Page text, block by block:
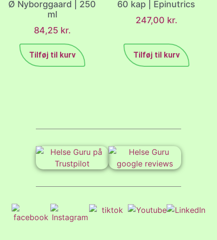
Ø Nyborggaard | 250
ml
84,25 kr.
Tilføj til kurv
60 kap | Epinutrics
247,00 kr.
Tilføj til kurv